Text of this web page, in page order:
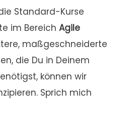
Standard-Kurse
im Bereich Agile
maßgeschneiderte
die Du in Deinem
können wir
Sprich mich